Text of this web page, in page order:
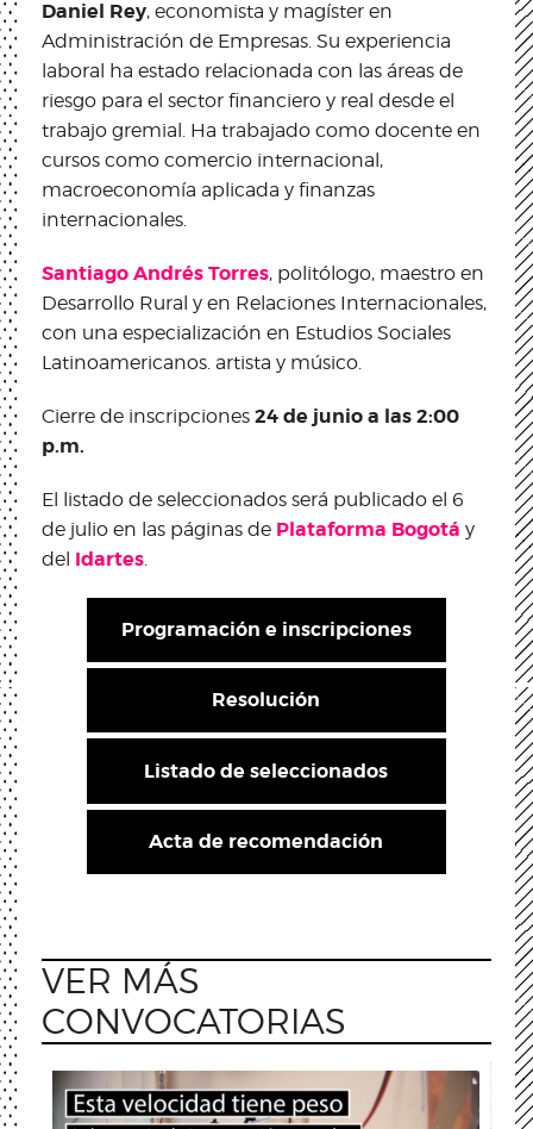
Daniel Rey, economista y magíster en
Administración de Empresas. Su experiencia
laboral ha estado relacionada con las áreas de
riesgo para el sector financiero y real desde el
trabajo gremial. Ha trabajado como docente en
cursos como comercio internacional,
macroeconomía aplicada y finanzas
internacionales.
Santiago Andrés Torres, politólogo, maestro en
Desarrollo Rural y en Relaciones Internacionales,
con una especialización en Estudios Sociales
Latinoamericanos. artista y músico.
Cierre de inscripciones 24 de junio a las 2:00
p.m.
El listado de seleccionados será publicado el 6
de julio en las páginas de Plataforma Bogotá y
del Idartes
Programación e inscripciones
Resolución
Listado de seleccionados
Acta de recomendación
VER MÁS
CONVOCATORIAS